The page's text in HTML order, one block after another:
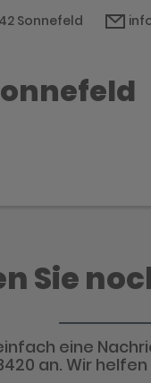
Sonnefeld
Sie
eine
an. Wir